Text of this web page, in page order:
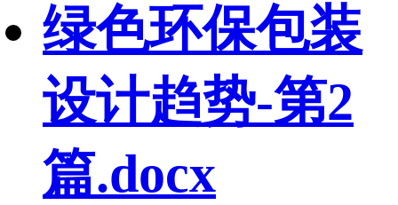
绿色环保包装
设计趋势-第2
篇.docx